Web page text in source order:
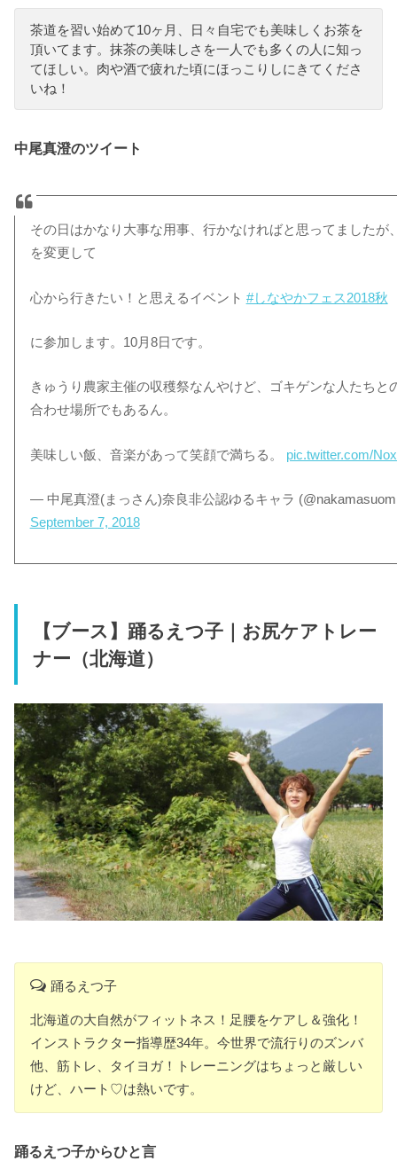
茶道を習い始めて10ヶ月、日々自宅でも美味しくお茶を
頂いてます。抹茶の美味しさを一人でも多くの人に知っ
てほしい。肉や酒で疲れた頃にほっこりしにきてくださ
いね！
中尾真澄のツイート
その日はかなり大事な用事、行かなければと思ってましたが
を変更して
心から行きたい！と思えるイベント #しなやかフェス2018秋
に参加します。10月8日です。
きゅうり農家主催の収穫祭なんやけど、ゴキゲンな人たちと
合わせ場所でもあるん。
美味しい飯、音楽があって笑顔で満ちる。 pic.twitter.com/
— 中尾真澄(まっさん)奈良非公認ゆるキャラ
September 7, 2018
【ブース】踊るえつ子｜お尻ケアトレー
ナー（北海道）
踊るえつ子
北海道の大自然がフィットネス！足腰をケアし＆強化！
インストラクター指導歴34年。今世界で流行りのズンバ
他、筋トレ、タイヨガ！トレーニングはちょっと厳しい
けど、ハート♡は熱いです。
踊るえつ子からひと言